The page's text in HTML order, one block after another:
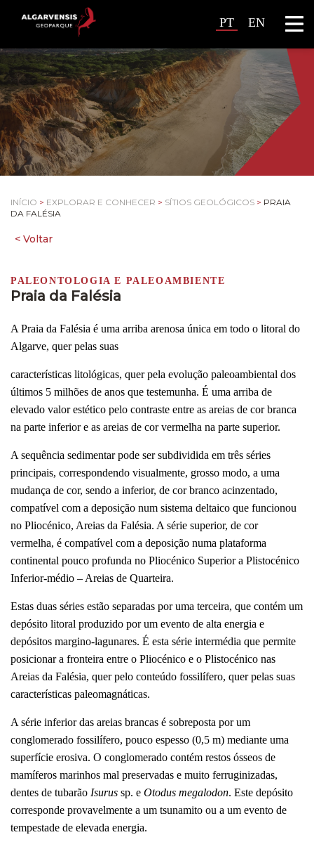
PT EN
INÍCIO > EXPLORAR E CONHECER > SÍTIOS GEOLÓGICOS > PRAIA
DA FALÉSIA
PALEONTOLOGIA E PALEOAMBIENTE
Praia da Falésia
A Praia da Falésia é uma arriba arenosa única em todo o litoral do
Algarve, quer pelas suas
características litológicas, quer pela evolução paleoambiental dos
últimos 5 milhões de anos que testemunha. É uma arriba de
elevado valor estético pelo contraste entre as areias de cor branca
na parte inferior e as areias de cor vermelha na parte superior.
A sequência sedimentar pode ser subdividida em três séries
principais, correspondendo visualmente, grosso modo, a uma
mudança de cor, sendo a inferior, de cor branco acinzentado,
compatível com a deposição num sistema deltaico que funcionou
no Pliocénico, Areias da Falésia. A série superior, de cor
vermelha, é compatível com a deposição numa plataforma
continental pouco profunda no Pliocénico Superior a Plistocénico
Inferior-médio – Areias de Quarteira.
Estas duas séries estão separadas por uma terceira, que contém um
depósito litoral produzido por um evento de alta energia e
depósitos margino-lagunares. É esta série intermédia que permite
posicionar a fronteira entre o Pliocénico e o Plistocénico nas
Areias da Falésia, quer pelo conteúdo fossilífero, quer pelas suas
características paleomagnáticas.
A série inferior das areias brancas é sobreposta por um
conglomerado fossilífero, pouco espesso (0,5 m) mediante uma
superfície erosiva. O conglomerado contém restos ósseos de
mamíferos marinhos mal preservadas e muito ferruginizadas,
dentes de tubarão Isurus sp. e Otodus megalodon. Este depósito
corresponde provavelmente a um tsunamito ou a um evento de
tempestade de elevada energia.